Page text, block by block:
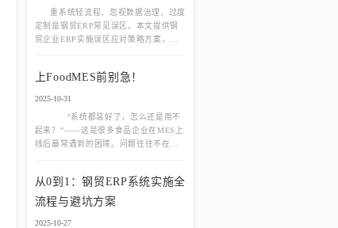
重系统轻流程、忽视数据治理、过度
定制是钢贸ERP常见误区。本文提供钢
贸企业ERP实施误区应对策略方案，剖
上FoodMES前别急！
2025-10-31
“系统都装好了，怎么还是用不
起来？”——这是很多食品企业在MES上
线后最常遇到的困境。问题往往不在系
从0到1：钢贸ERP系统实施全
流程与避坑方案
2025-10-27